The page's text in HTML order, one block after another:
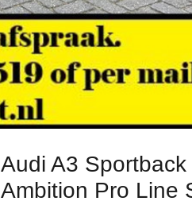
Audi A3 Sportback
Ambition Pro Line